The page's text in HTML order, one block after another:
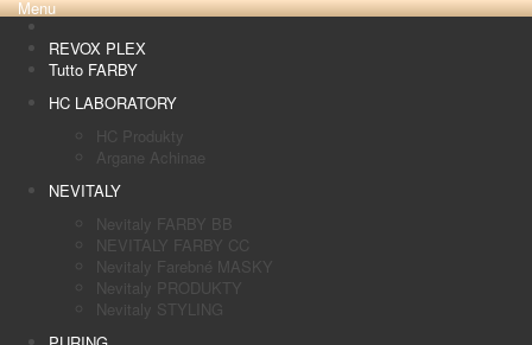
Menu
REVOX PLEX
Tutto FARBY
HC LABORATORY
HC Produkty
Argane Achinae
NEVITALY
Nevitaly FARBY BB
NEVITALY FARBY CC
Nevitaly Farebné MASKY
Nevitaly PRODUKTY
Nevitaly STYLING